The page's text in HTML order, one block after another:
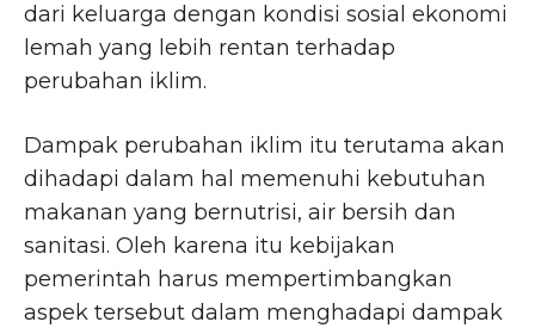
dari keluarga dengan kondisi sosial ekonomi
lemah yang lebih rentan terhadap
perubahan iklim.
Dampak perubahan iklim itu terutama akan
dihadapi dalam hal memenuhi kebutuhan
makanan yang bernutrisi, air bersih dan
sanitasi. Oleh karena itu kebijakan
pemerintah harus mempertimbangkan
aspek tersebut dalam menghadapi dampak